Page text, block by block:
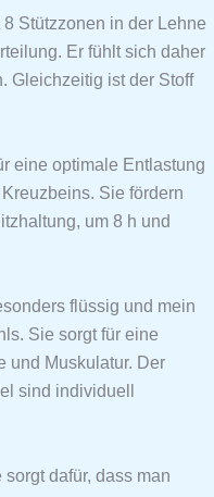
Stützzonen in der Lehne
Er fühlt sich daher
Gleichzeitig ist der Stoff
eine optimale Entlastung
Sie fördern
um 8 h und
flüssig und mein
Sie sorgt für eine
und Muskulatur. Der
sind individuell
dafür, dass man